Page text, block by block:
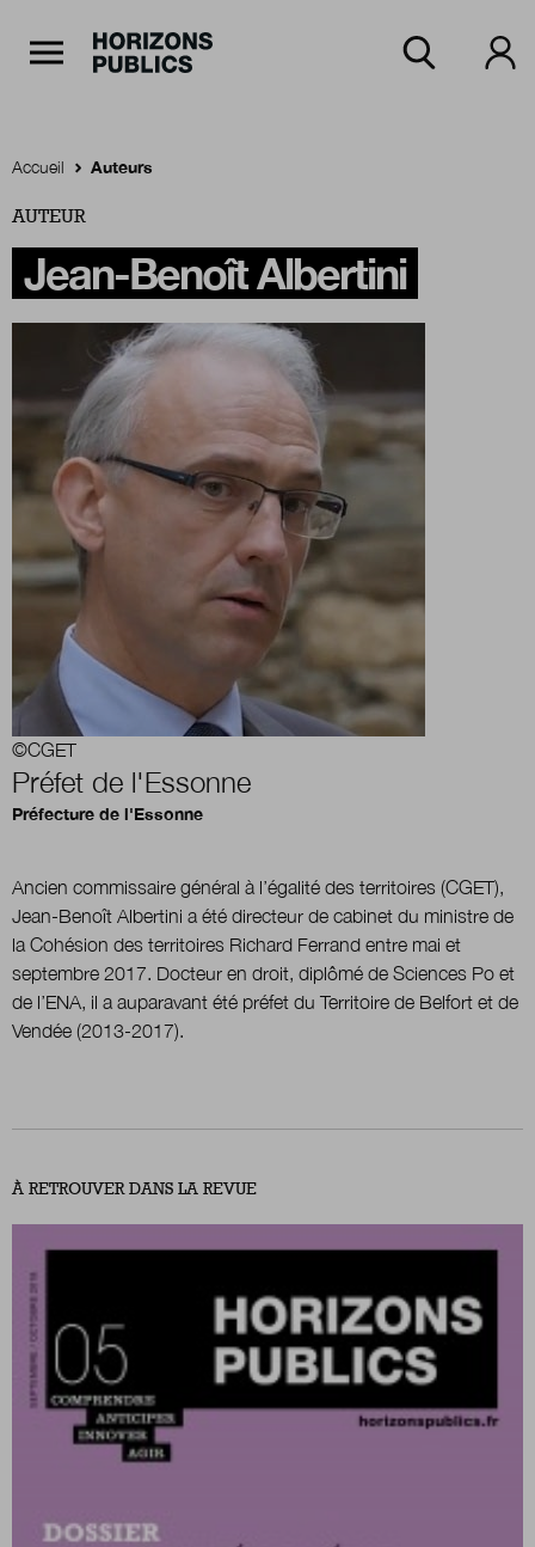
Accueil
Rubriques
Thèmes
Numéros
Boutique
Qui sommes-nous ?
Nous contacter
Newsletter
Renseignez votre email afin de suivre l'actualité
de la transformation publique.
Accueil Auteurs
AUTEUR
Jean-Benoît Albertini
©CGET
Préfet de l'Essonne
Préfecture de l'Essonne
Ancien commissaire général à l’égalité des territoires (CGET),
Jean-Benoît Albertini a été directeur de cabinet du ministre de
la Cohésion des territoires Richard Ferrand entre mai et
septembre 2017. Docteur en droit, diplômé de Sciences Po et
de l’ENA, il a auparavant été préfet du Territoire de Belfort et de
Vendée (2013-2017).
À RETROUVER DANS LA REVUE